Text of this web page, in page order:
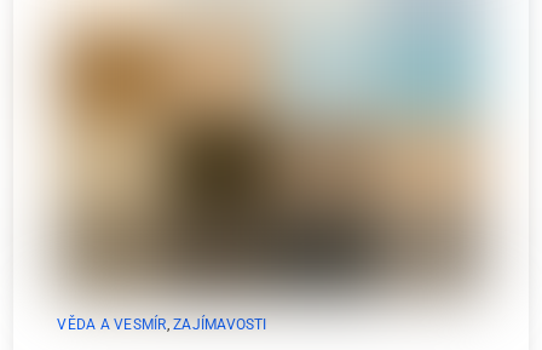
VĚDA A VESMÍR ,ZAJÍMAVOSTI